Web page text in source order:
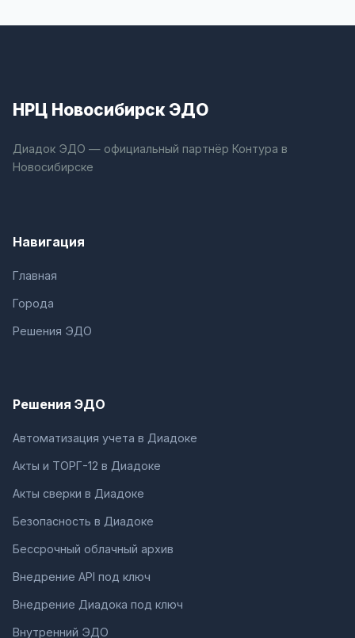
НРЦ Новосибирск ЭДО
Диадок ЭДО — официальный партнёр Контура в
Новосибирске
Навигация
Главная
Города
Решения ЭДО
Решения ЭДО
Автоматизация учета в Диадоке
Акты и ТОРГ-12 в Диадоке
Акты сверки в Диадоке
Безопасность в Диадоке
Бессрочный облачный архив
Внедрение API под ключ
Внедрение Диадока под ключ
Внутренний ЭДО